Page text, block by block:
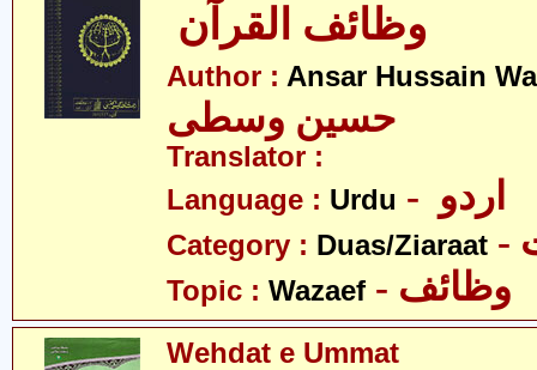
وظائف القرآن
Author : Ansar Hussain
حسین وسطی
Translator :
Language : Urdu
Category : Duas/Ziaraat
Topic : Wazaef - وظائف
Wehdat e Ummat